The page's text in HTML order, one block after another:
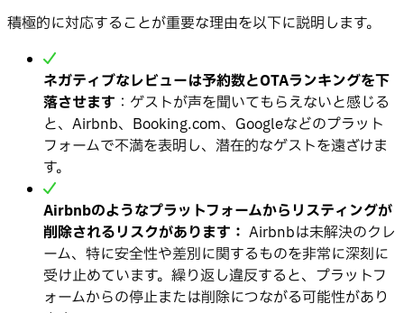
積極的に対応することが重要な理由を以下に説明します。
ネガティブなレビューは予約数とOTAランキングを下
落させます ：ゲストが声を聞いてもらえないと感じる
と、Airbnb、Booking.com、Googleなどのプラット
フォームで不満を表明し、潜在的なゲストを遠ざけま
す。
Airbnbのようなプラットフォームからリスティングが
削除されるリスクがあります： Airbnbは未解決のクレ
ーム、特に安全性や差別に関するものを非常に深刻に
受け止めています。繰り返し違反すると、プラットフ
ォームからの停止または削除につながる可能性があり